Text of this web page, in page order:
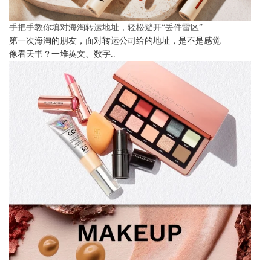
手把手教你填对海淘转运地址，轻松避开“丢件雷区”
第一次海淘的朋友，面对转运公司给的地址，是不是感觉
像看天书？一堆英文、数字..